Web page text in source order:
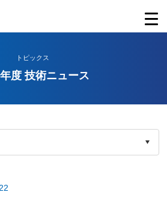
トピックス
度 技術ニュース